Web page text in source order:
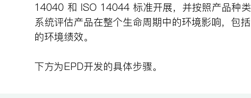
14040 和 ISO 14044 标准开展，并按照产品种
系统评估产品在整个生命周期中的环境影响，包
的环境绩效。
下方为EPD开发的具体步骤。